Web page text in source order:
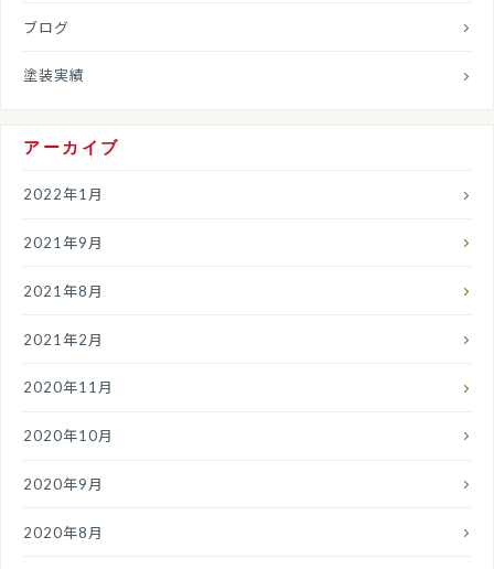
ブログ
塗装実績
アーカイブ
2022年1月
2021年9月
2021年8月
2021年2月
2020年11月
2020年10月
2020年9月
2020年8月